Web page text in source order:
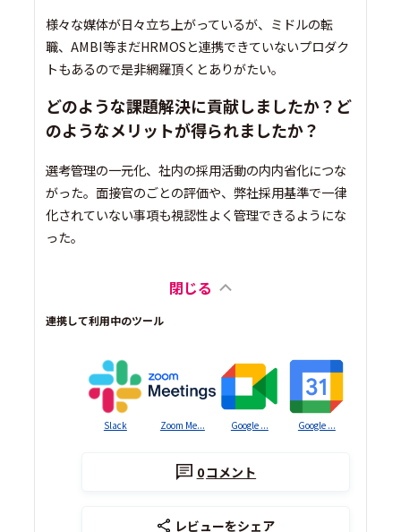
様々な媒体が日々立ち上がっているが、ミドルの転
職、AMBI等まだHRMOSと連携できていないプロダク
トもあるので是非網羅頂くとありがたい。
どのような課題解決に貢献しましたか？ど
のようなメリットが得られましたか？
選考管理の一元化、社内の採用活動の内内省化につな
がった。面接官のごとの評価や、弊社採用基準で一律
化されていない事項も視認性よく管理できるようにな
った。
閉じる
連携して利用中のツール
Slack Zoom Me... Google ... Google ...
0コメント
レビューをシェア